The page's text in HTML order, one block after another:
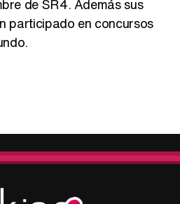
de SR4. Además sus
participado en concursos